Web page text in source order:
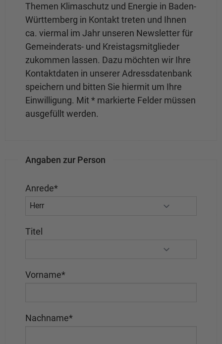
Themen Klimaschutz und Energie in Baden-
Württemberg in Kontakt treten und Ihnen
ca. viermal im Jahr unseren Newsletter für
Gemeinderats- und Kreistagsmitglieder
zukommen lassen. Dazu möchten wir Ihre
Kontaktdaten in unserer Adressdatenbank
speichern und bitten Sie hiermit um Ihre
Einwilligung. Mit * markierte Felder müssen
ausgefüllt werden.
Angaben zur Person
Anrede*
Titel
Vorname*
Nachname*